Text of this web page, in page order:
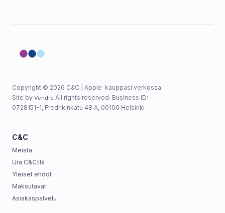
Copyright © 2026 C&C | Apple-kauppasi verkossa
Site by Vendre All rights reserved. Business ID:
0728151-1, Fredrikinkatu 48 A, 00100 Helsinki
C&C
Meistä
Ura C&C:llä
Yleiset ehdot
Maksutavat
Asiakaspalvelu